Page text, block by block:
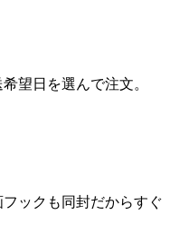
望日を選んで注文。
ックも同封だからすぐ